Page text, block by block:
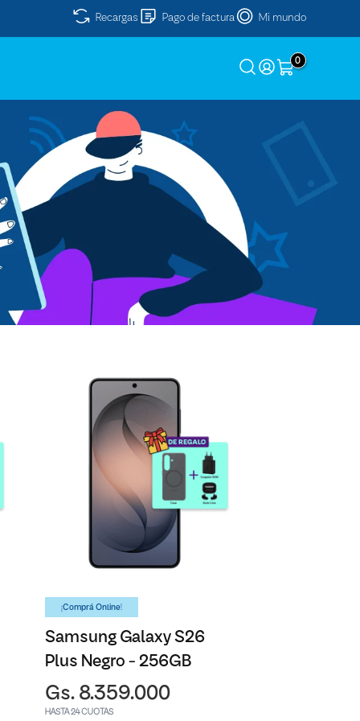
Recargas Pago de factura Mi mundo
0
¡Comprá Online!
Samsung Galaxy S26
Plus Negro - 256GB
Gs. 8.359.000
HASTA 24 CUOTAS